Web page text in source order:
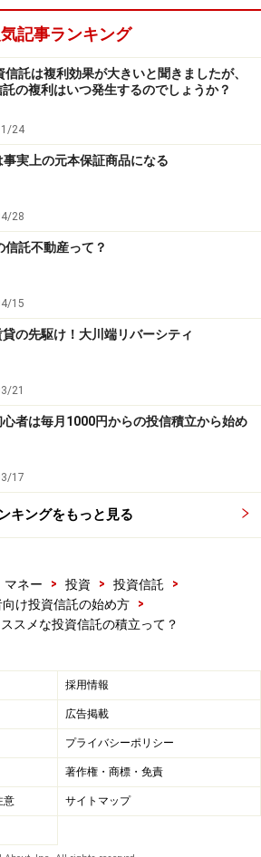
ず。 上記はあくまで例で、将来の成
はありません。（クリックで拡大しま
れば、あとは自動的に継続
作りのために始めた投資も、続ける
日坊主で終わってしまうかもしれ
れば、最初に金融機関の窓口で投
込んでしまえば後は手間いらず。
座から自動的にお金が引き落とさ
が買い付けられていきます。
に、いつの間にか資産が積み上が
んな実感を味わえるのが積立投資の
で始める？
記事ランキング
信託は複利効果が大きいと聞きましたが、
の複利はいつ発生するのでしょうか？
24
事実上の元本保証商品になる
28
信託不動産って？
15
の先駆け！大川端リバーシティ
21
者は毎月1000円からの投信積立から始め
17
キングをもっと見る
マネー > 投資 > 投資信託
>
け投資信託の始め方
>
スメな投資信託の積立って？
採用情報
広告掲載
プライバシーポリシー
著作権・商標・免責
意 サイトマップ